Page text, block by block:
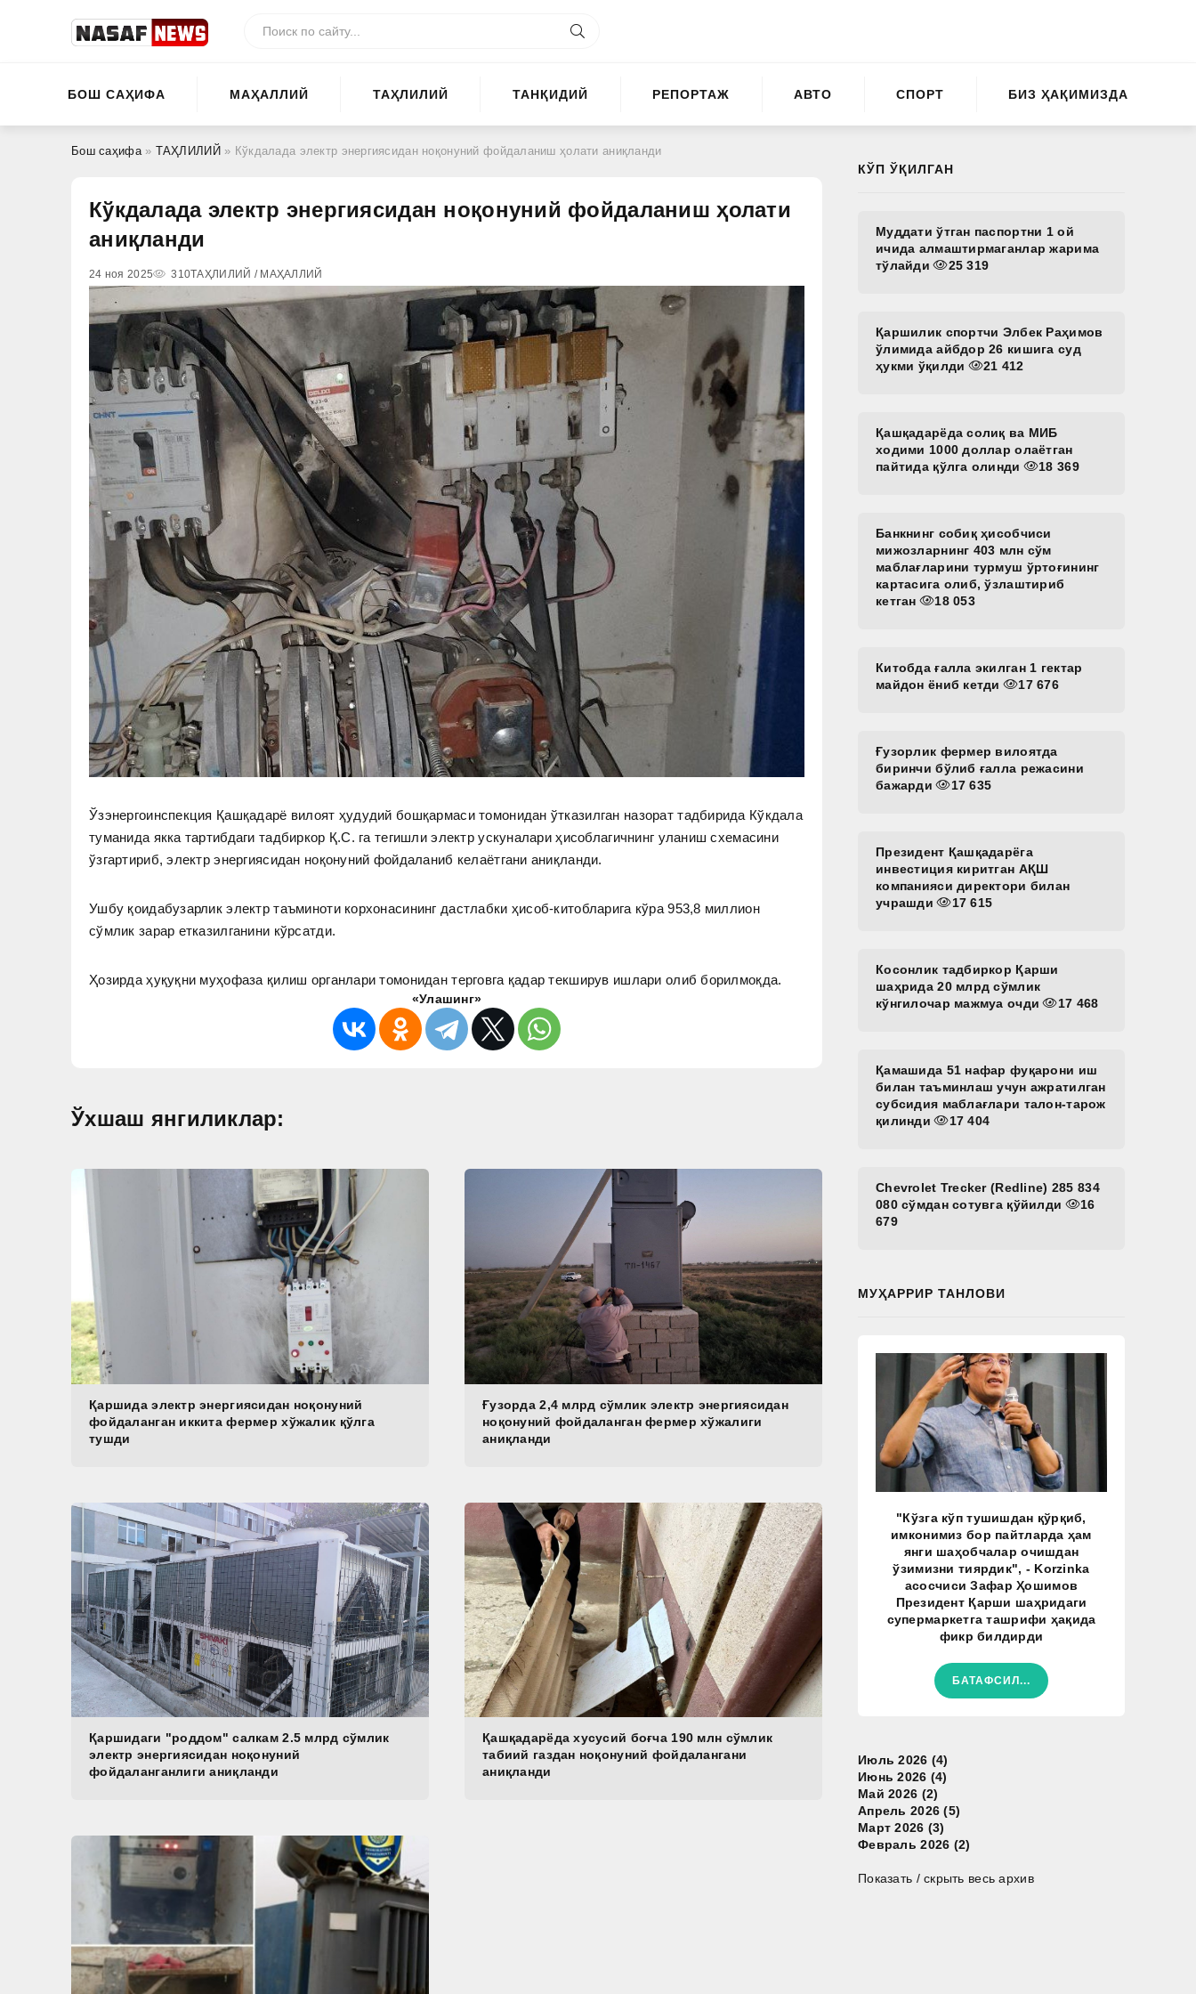
БОШ САҲИФА МАҲАЛЛИЙ ТАҲЛИЛИЙ ТАНҚИДИЙ РЕПОРТАЖ АВТО СПОРТ БИЗ ҲАҚИМИЗДА
Бош саҳифа» ТАҲЛИЛИЙ » Кўкдалада электр энергиясидан ноқонуний фойдаланиш ҳолати аниқланди
Кўкдалада электр энергиясидан ноқонуний фойдаланиш ҳолати
аниқланди
24 ноя 2025 310ТАҲЛИЛИЙ / МАҲАЛЛИЙ
Ўзэнергоинспекция Қашқадарё вилоят ҳудудий бошқармаси томонидан ўтказилган назорат тадбирида Кўкдала
туманида якка тартибдаги тадбиркор Қ.С. га тегишли электр ускуналари ҳисоблагичнинг уланиш схемасини
ўзгартириб, электр энергиясидан ноқонуний фойдаланиб келаётгани аниқланди.
Ушбу қоидабузарлик электр таъминоти корхонасининг дастлабки ҳисоб-китобларига кўра 953,8 миллион
сўмлик зарар етказилганини кўрсатди.
Ҳозирда ҳуқуқни муҳофаза қилиш органлари томонидан терговга қадар текширув ишлари олиб борилмоқда.
«Улашинг»
Ўхшаш янгиликлар:
Қаршида электр энергиясидан ноқонуний
фойдаланган иккита фермер хўжалик қўлга
тушди
Ғузорда 2,4 млрд сўмлик электр энергиясидан
ноқонуний фойдаланган фермер хўжалиги
аниқланди
Қаршидаги "роддом" салкам 2.5 млрд сўмлик
электр энергиясидан ноқонуний
фойдаланганлиги аниқланди
Қашқадарёда хусусий боғча 190 млн сўмлик
табиий газдан ноқонуний фойдалангани
аниқланди
КЎП ЎҚИЛГАН
Муддати ўтган паспортни 1 ой
ичида алмаштирмаганлар жарима
тўлайди
25 319
Қаршилик спортчи Элбек Раҳимов
ўлимида айбдор 26 кишига суд
ҳукми ўқилди
21 412
Қашқадарёда солиқ ва МИБ
ходими 1000 доллар олаётган
пайтида қўлга олинди
18 369
Банкнинг собиқ ҳисобчиси
мижозларнинг 403 млн сўм
маблағларини турмуш ўртоғининг
картасига олиб, ўзлаштириб
кетган
18 053
Китобда ғалла экилган 1 гектар
майдон ёниб кетди
17 676
Ғузорлик фермер вилоятда
биринчи бўлиб ғалла режасини
бажарди
17 635
Президент Қашқадарёга
инвестиция киритган АҚШ
компанияси директори билан
учрашди
17 615
Косонлик тадбиркор Қарши
шаҳрида 20 млрд сўмлик
кўнгилочар мажмуа очди
17 468
Қамашида 51 нафар фуқарони иш
билан таъминлаш учун ажратилган
субсидия маблағлари талон-тарож
қилинди
17 404
Chevrolet Trecker (Redline) 285 834
080 сўмдан сотувга қўйилди
16
679
МУҲАРРИР ТАНЛОВИ
"Кўзга кўп тушишдан қўрқиб,
имконимиз бор пайтларда ҳам
янги шаҳобчалар очишдан
ўзимизни тиярдик", - Korzinka
асосчиси Зафар Ҳошимов
Президент Қарши шаҳридаги
супермаркетга ташрифи ҳақида
фикр билдирди
БАТАФСИЛ...
Июль 2026 (4)
Июнь 2026 (4)
Май 2026 (2)
Апрель 2026 (5)
Март 2026 (3)
Февраль 2026 (2)
Показать / скрыть весь архив